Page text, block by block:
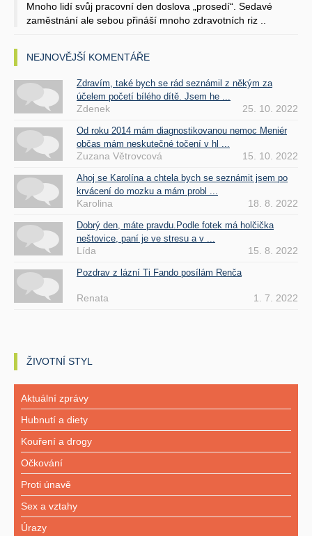
Mnoho lidí svůj pracovní den doslova „prosedí“. Sedavé
zaměstnání ale sebou přináší mnoho zdravotních riz ..
NEJNOVĚJŠÍ KOMENTÁŘE
Zdravím, také bych se rád seznámil z někým za
účelem početí bílého dítě. Jsem he ...
Zdenek 25. 10. 2022
Od roku 2014 mám diagnostikovanou nemoc Meniér
občas mám neskutečné točení v hl ...
Zuzana Větrovcová 15. 10. 2022
Ahoj se Karolína a chtela bych se seznámit jsem po
krvácení do mozku a mám probl ...
Karolina 18. 8. 2022
Dobrý den, máte pravdu.Podle fotek má holčička
neštovice, paní je ve stresu a v ...
Lída 15. 8. 2022
Pozdrav z lázní Ti Fando posílám Renča
Renata 1. 7. 2022
ŽIVOTNÍ STYL
Aktuální zprávy
Hubnutí a diety
Kouření a drogy
Očkování
Proti únavě
Sex a vztahy
Úrazy